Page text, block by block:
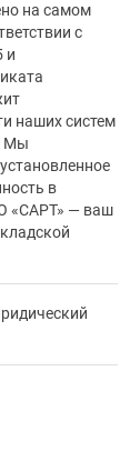
на самом
с
и
наших систем
Мы
в
«САРТ» — ваш